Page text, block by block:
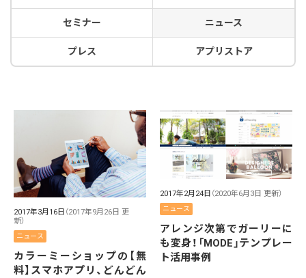
セミナー ニュース
プレス アプリストア
2017年3月16日 （2017年9月26日 更
新）
ニュース
カラーミーショップの【無
料】スマホアプリ、どんどん
2017年2月24日 （2020年6月3日 更新）
ニュース
アレンジ次第でガーリーに
も変身！「MODE」テンプレー
ト活用事例